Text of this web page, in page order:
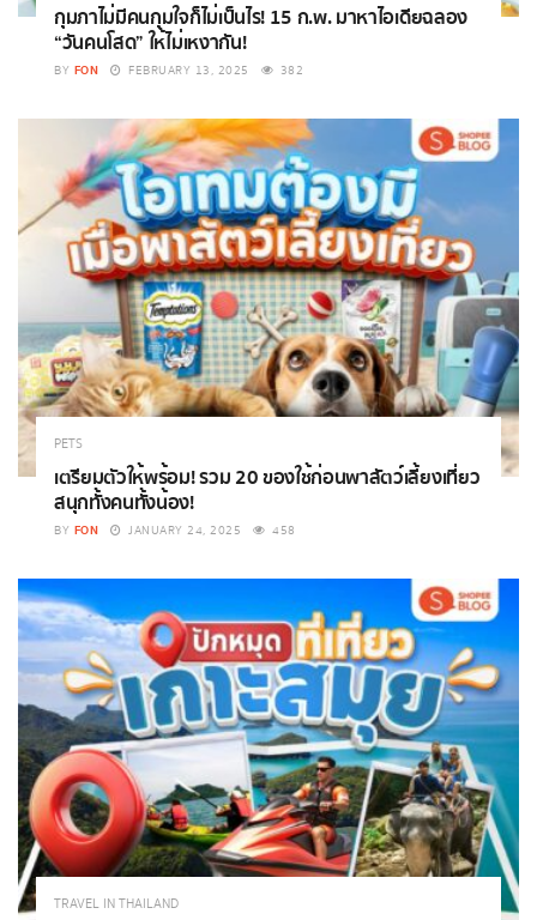
กุมภาไม่มีคนกุมใจก็ไม่เป็นไร! 15 ก.พ. มาหาไอเดียฉลอง
“วันคนโสด” ให้ไม่เหงากัน!
BY FON FEBRUARY 13, 2025 382
PETS
เตรียมตัวให้พร้อม! รวม 20 ของใช้ก่อนพาสัตว์เลี้ยงเที่ยว
สนุกทั้งคนทั้งน้อง!
BY FON JANUARY 24, 2025 458
TRAVEL IN THAILAND